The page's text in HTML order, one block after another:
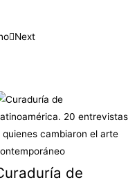
Next
de